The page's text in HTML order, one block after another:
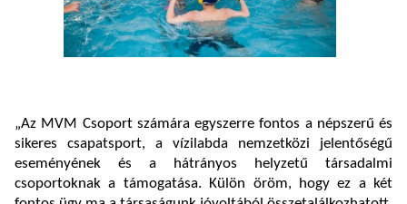
„Az MVM Csoport számára egyszerre fontos a népszerű és
sikeres csapatsport, a vízilabda nemzetközi jelentőségű
eseményének és a hátrányos helyzetű társadalmi
csoportoknak a támogatása. Külön öröm, hogy ez a két